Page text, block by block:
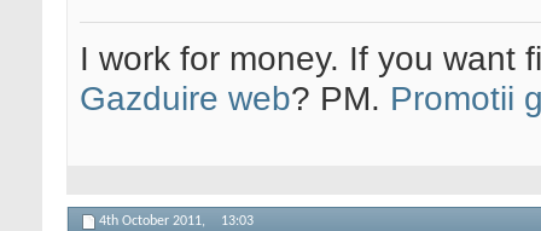
I work for money. If you want
Gazduire web? PM. Promotii
4th October 2011, 13:03